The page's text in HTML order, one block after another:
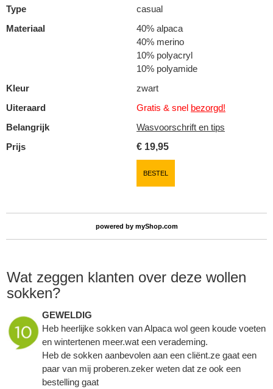
Type
casual
Materiaal
40% alpaca
40% merino
10% polyacryl
10% polyamide
Kleur
zwart
Uiteraard
Gratis & snel bezorgd!
Belangrijk
Wasvoorschrift en tips
Prijs
€ 19,95
BESTEL
powered by myShop.com
Wat zeggen klanten over deze wollen
sokken?
GEWELDIG
Heb heerlijke sokken van Alpaca wol geen koude voeten
en wintertenen meer.wat een verademing.
Heb de sokken aanbevolen aan een cliënt.ze gaat een
paar van mij proberen.zeker weten dat ze ook een
bestelling gaat